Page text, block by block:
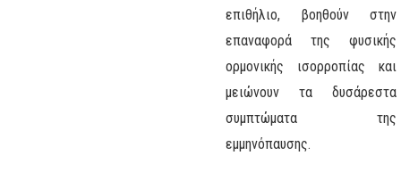
επιθήλιο, βοηθούν στην
επαναφορά της φυσικής
ορμονικής ισορροπίας και
μειώνουν τα δυσάρεστα
συμπτώματα της
εμμηνόπαυσης.